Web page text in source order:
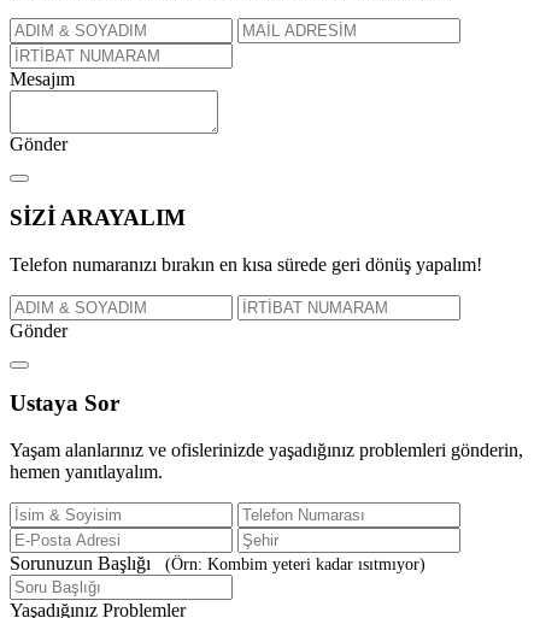
Mesajım
Gönder
SİZİ ARAYALIM
Telefon numaranızı bırakın en kısa sürede geri dönüş yapalım!
Gönder
Ustaya Sor
Yaşam alanlarınız ve ofislerinizde yaşadığınız problemleri gönderin,
hemen yanıtlayalım.
Sorunuzun Başlığı (Örn: Kombim yeteri kadar ısıtmıyor)
Yaşadığınız Problemler